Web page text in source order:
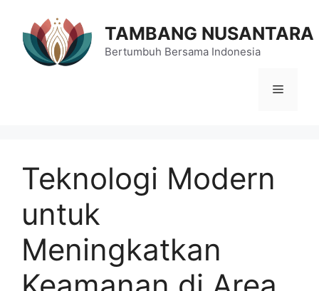
TAMBANG NUSANTARA
Bertumbuh Bersama Indonesia
Menu
Teknologi Modern
untuk
Meningkatkan